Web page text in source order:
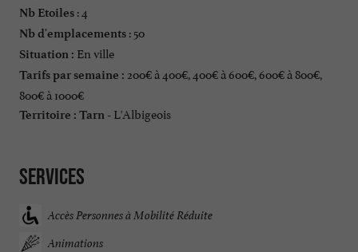
Nb Etoiles : 4
Nb d'emplacements : 50
Situation : En ville
Tarifs par semaine : 200€ à 400€, 400€ à 600€, 600€ à 800€,
800€ à 1000€
Territoire : Tarn - L'Albigeois
Services
Accès Personnes à Mobilité Réduite
Animations